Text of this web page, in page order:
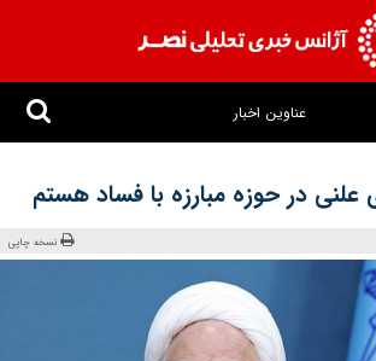
عناوین اخبار
علنی در حوزه مبارزه با فساد هستم
نسخه چاپی